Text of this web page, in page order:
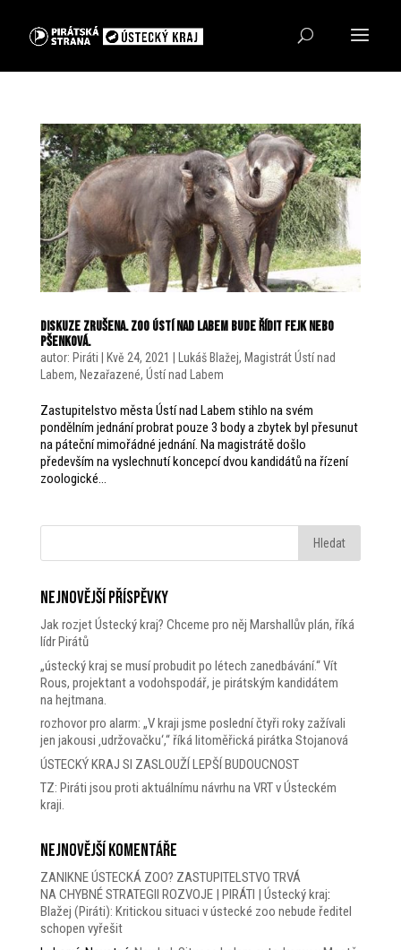
Diskuze zrušena. ZOO Ústí nad Labem bude řídit Fejk nebo
Pšenková.
autor: Piráti Kvě 24, 2021 Lukáš Blažej, Magistrát Ústí nad
Labem, Nezařazené, Ústí nad Labem
Zastupitelstvo města Ústí nad Labem stihlo na svém
pondělním jednání probrat pouze 3 body a zbytek byl přesunut
na páteční mimořádné jednání. Na magistrátě došlo
především na vyslechnutí koncepcí dvou kandidátů na řízení
zoologické...
Nejnovější příspěvky
Jak rozjet Ústecký kraj? Chceme pro něj Marshallův plán, říká
lídr Pirátů
„ústecký kraj se musí probudit po létech zanedbávání.“ Vít
Rous, projektant a vodohspodář, je pirátským kandidátem
na hejtmana.
rozhovor pro alarm: „V kraji jsme poslední čtyři roky zažívali
jen jakousi ‚udržovačku‘,“ říká litoměřická pirátka Stojanová
ÚSTECKÝ KRAJ SI ZASLOUŽÍ LEPŠÍ BUDOUCNOST
TZ: Piráti jsou proti aktuálnímu návrhu na VRT v Ústeckém
kraji.
Nejnovější komentáře
ZANIKNE ÚSTECKÁ ZOO? ZASTUPITELSTVO TRVÁ
NA CHYBNÉ STRATEGII ROZVOJE | PIRÁTI | Ústecký kraj:
Blažej (Piráti): Kritickou situaci v ústecké zoo nebude ředitel
schopen vyřešit